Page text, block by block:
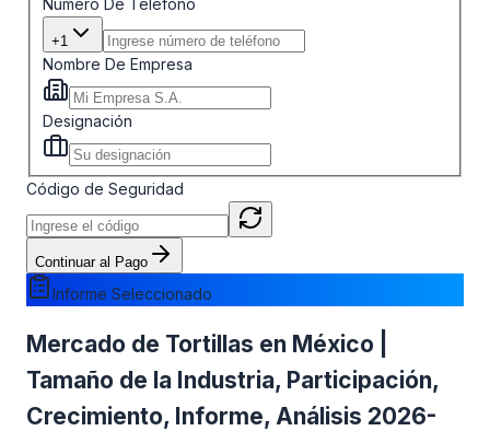
+1
Nombre De Empresa
Designación
Código de Seguridad
Continuar al Pago
Informe Seleccionado
Mercado de Tortillas en México |
Tamaño de la Industria, Participación,
Crecimiento, Informe, Análisis 2026-